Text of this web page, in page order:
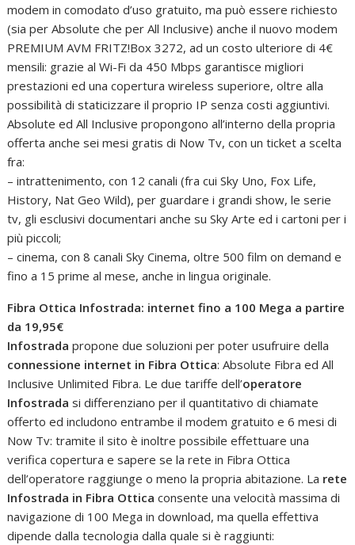
modem in comodato d’uso gratuito, ma può essere richiesto
(sia per Absolute che per All Inclusive) anche il nuovo modem
PREMIUM AVM FRITZ!Box 3272, ad un costo ulteriore di 4€
mensili: grazie al Wi-Fi da 450 Mbps garantisce migliori
prestazioni ed una copertura wireless superiore, oltre alla
possibilità di staticizzare il proprio IP senza costi aggiuntivi.
Absolute ed All Inclusive propongono all’interno della propria
offerta anche sei mesi gratis di Now Tv, con un ticket a scelta
fra:
– intrattenimento, con 12 canali (fra cui Sky Uno, Fox Life,
History, Nat Geo Wild), per guardare i grandi show, le serie
tv, gli esclusivi documentari anche su Sky Arte ed i cartoni per i
più piccoli;
– cinema, con 8 canali Sky Cinema, oltre 500 film on demand e
fino a 15 prime al mese, anche in lingua originale.
Fibra Ottica Infostrada: internet fino a 100 Mega a partire
da 19,95€
Infostrada propone due soluzioni per poter usufruire della
connessione internet in Fibra Ottica: Absolute Fibra ed All
Inclusive Unlimited Fibra. Le due tariffe dell’operatore
Infostrada si differenziano per il quantitativo di chiamate
offerto ed includono entrambe il modem gratuito e 6 mesi di
Now Tv: tramite il sito è inoltre possibile effettuare una
verifica copertura e sapere se la rete in Fibra Ottica
dell’operatore raggiunge o meno la propria abitazione. La rete
Infostrada in Fibra Ottica consente una velocità massima di
navigazione di 100 Mega in download, ma quella effettiva
dipende dalla tecnologia dalla quale si è raggiunti: